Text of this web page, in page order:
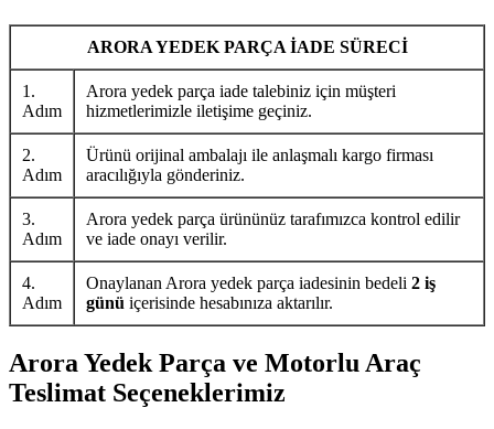
ARORA YEDEK PARÇA İADE SÜRECİ
1.
Adım
Arora yedek parça iade talebiniz için müşteri
hizmetlerimizle iletişime geçiniz.
2.
Adım
Ürünü orijinal ambalajı ile anlaşmalı kargo firması
aracılığıyla gönderiniz.
3.
Adım
Arora yedek parça ürününüz tarafımızca kontrol edilir
ve iade onayı verilir.
4.
Adım
Onaylanan Arora yedek parça iadesinin bedeli 2 iş
günü içerisinde hesabınıza aktarılır.
Arora Yedek Parça ve Motorlu Araç
Teslimat Seçeneklerimiz